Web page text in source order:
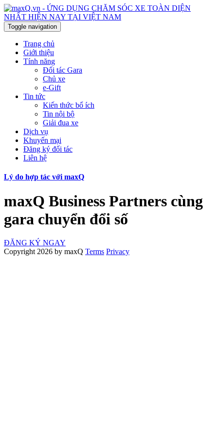
Toggle navigation
Trang chủ
Giới thiệu
Tính năng
Đối tác Gara
Chủ xe
e-Gift
Tin tức
Kiến thức bổ ích
Tin nội bộ
Giải đua xe
Dịch vụ
Khuyến mại
Đăng ký đối tác
Liên hệ
Lý do hợp tác với maxQ
maxQ Business Partners cùng
gara chuyển đổi số
ĐĂNG KÝ NGAY
Copyright 2026 by maxQ Terms Privacy